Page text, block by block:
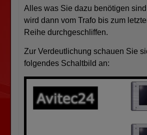
Alles was Sie dazu benötigen
wird dann vom Trafo bis zum
Reihe durchgeschliffen.
Zur Verdeutlichung schauen Sie
folgendes Schaltbild an: